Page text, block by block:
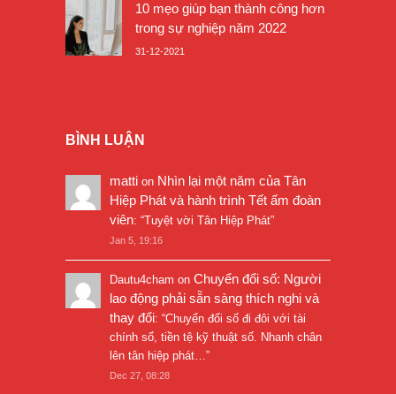
10 mẹo giúp bạn thành công hơn
trong sự nghiệp năm 2022
31-12-2021
BÌNH LUẬN
matti on Nhìn lại một năm của Tân
Hiệp Phát và hành trình Tết ấm đoàn
viên: “Tuyệt vời Tân Hiệp Phát”
Jan 5, 19:16
Dautu4cham on Chuyển đổi số: Người
lao động phải sẵn sàng thích nghi và
thay đổi: “Chuyển đổi số đi đôi với tài
chính số, tiền tệ kỹ thuật số. Nhanh chân
lên tân hiệp phát…”
Dec 27, 08:28